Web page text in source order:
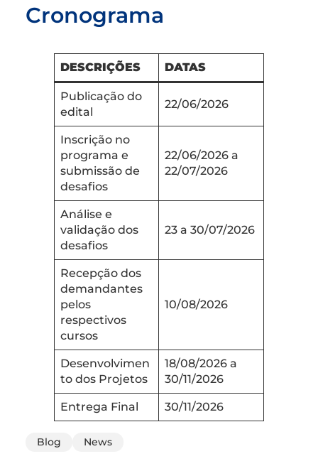
Cronograma
DESCRIÇÕES DATAS
Publicação do
edital
22/06/2026
Inscrição no
programa e
submissão de
desafios
22/06/2026 a
22/07/2026
Análise e
validação dos
desafios
23 a 30/07/2026
Recepção dos
demandantes
pelos
respectivos
cursos
10/08/2026
Desenvolvimen
to dos Projetos
18/08/2026 a
30/11/2026
Entrega Final 30/11/2026
Blog News